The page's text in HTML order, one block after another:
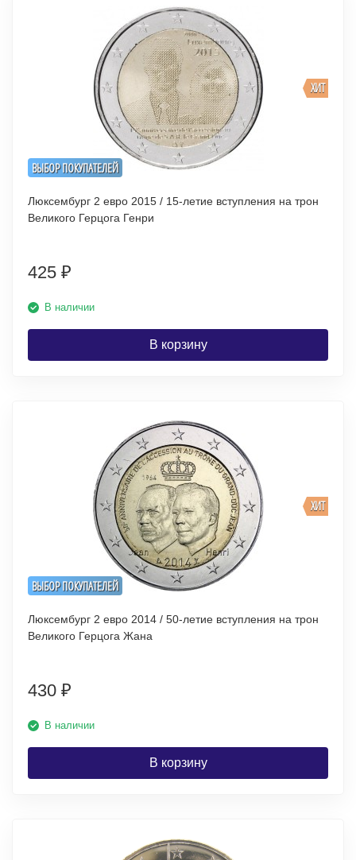
ВЫБОР ПОКУПАТЕЛЕЙ
ХИТ
Люксембург 2 евро 2015 / 15-летие вступления на трон
Великого Герцога Генри
425 ₽
В наличии
В корзину
ВЫБОР ПОКУПАТЕЛЕЙ
ХИТ
Люксембург 2 евро 2014 / 50-летие вступления на трон
Великого Герцога Жана
430 ₽
В наличии
В корзину